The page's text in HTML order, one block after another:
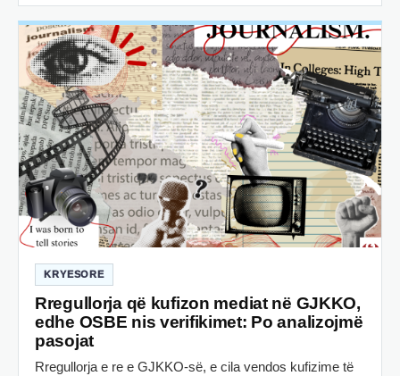
KRYESORE
Rregullorja që kufizon mediat në GJKKO,
edhe OSBE nis verifikimet: Po analizojmë
pasojat
Rregullorja e re e GJKKO-së, e cila vendos kufizime të